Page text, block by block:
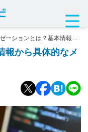
ーションとは？基本情報か
報から具体的なメ